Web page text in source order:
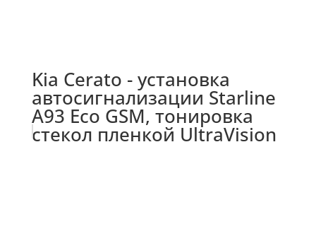
Kia Cerato - установка
автосигнализации Starline
A93 Eco GSM, тонировка
стекол пленкой UltraVision